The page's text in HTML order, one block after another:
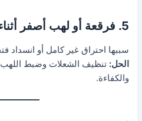
5. فرقعة أو لهب أصفر أثناء التشغيل
سببها احتراق غير كامل أو انسداد
الحل: تنظيف الشعلات وضبط اللهب
والكفاءة.